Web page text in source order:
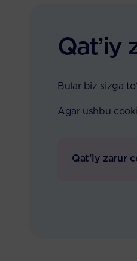
Qat’iy
Bular biz sizga
Agar ushbu
Qat’iy zarur